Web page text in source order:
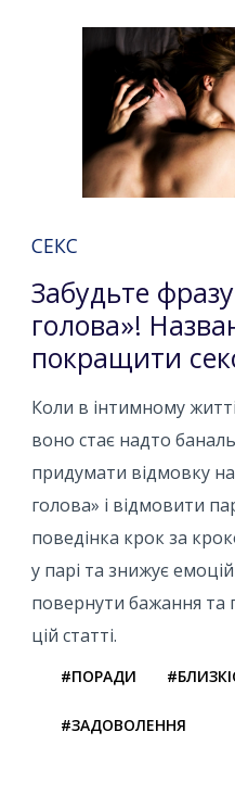
СЕКС
Забудьте
голова»!
покращити
Коли в інтимному
воно стає надто
придумати відмовку
голова» і відмовити
поведінка крок за
у парі та знижує
повернути бажання та
цій статті.
#ПОРАДИ
#ЗАДОВОЛЕННЯ